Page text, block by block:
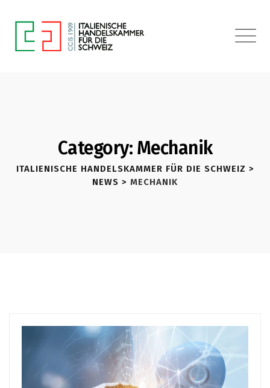
Category: Mechanik
ITALIENISCHE HANDELSKAMMER FÜR DIE SCHWEIZ >
NEWS > MECHANIK